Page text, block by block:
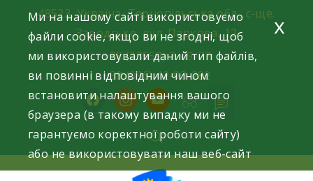
content
48523, Україна, Тернопільська обл., с-ще.
Заводське, вул. Паркова, 12
+38 (03552) 2-49-77
+38 (096) 42-93-282
facebookinstagramyoutube
Ми на нашому сайті використовуємо
файли cookie, якщо ви не згодні, щоб
ми використовували даний тип файлів,
ви повинні відповідним чином
встановити налаштування вашого
браузера (в такому випадку ми не
гарантуємо коректної роботи сайту)
або не використовувати наш веб-сайт
x